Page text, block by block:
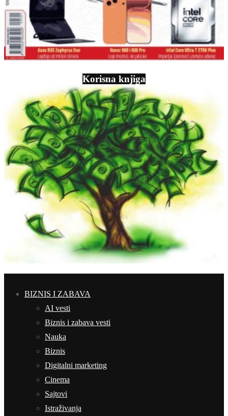
Korisna knjiga
BIZNIS I ZABAVA
AI vesti
Biznis i zabava vesti
Nauka
Biznis
Digitalni marketing
Cinema
Sajtovi
Istraživanja